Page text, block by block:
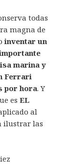
todas
magna de
inventar un
marina y
Ferrari
por hora. Y
esEL
al
ilustrar las